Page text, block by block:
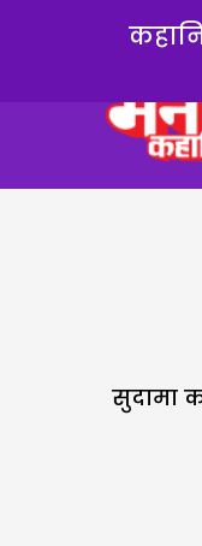
सुदामा